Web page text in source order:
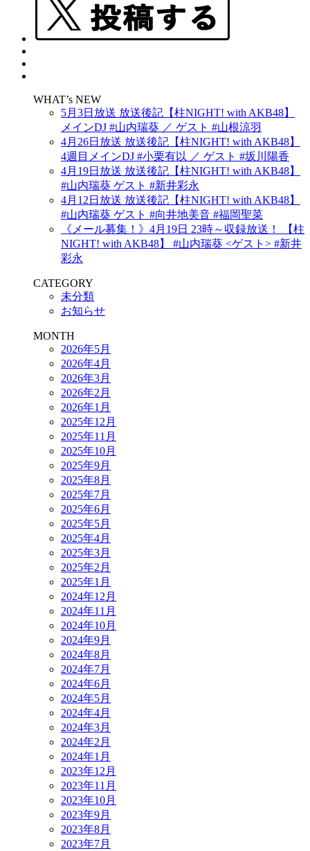
WHAT’s NEW
5月3日放送 放送後記【柱NIGHT! with AKB48】
メインDJ #山内瑞葵 ／ ゲスト #山根涼羽
4月26日放送 放送後記【柱NIGHT! with AKB48】
4週目メインDJ #小栗有以 ／ ゲスト #坂川陽香
4月19日放送 放送後記【柱NIGHT! with AKB48】
#山内瑞葵 ゲスト #新井彩永
4月12日放送 放送後記【柱NIGHT! with AKB48】
#山内瑞葵 ゲスト #向井地美音 #福岡聖菜
《メール募集！》4月19日 23時～収録放送！ 【柱
NIGHT! with AKB48】 #山内瑞葵 <ゲスト> #新井
彩永
CATEGORY
未分類
お知らせ
MONTH
2026年5月
2026年4月
2026年3月
2026年2月
2026年1月
2025年12月
2025年11月
2025年10月
2025年9月
2025年8月
2025年7月
2025年6月
2025年5月
2025年4月
2025年3月
2025年2月
2025年1月
2024年12月
2024年11月
2024年10月
2024年9月
2024年8月
2024年7月
2024年6月
2024年5月
2024年4月
2024年3月
2024年2月
2024年1月
2023年12月
2023年11月
2023年10月
2023年9月
2023年8月
2023年7月